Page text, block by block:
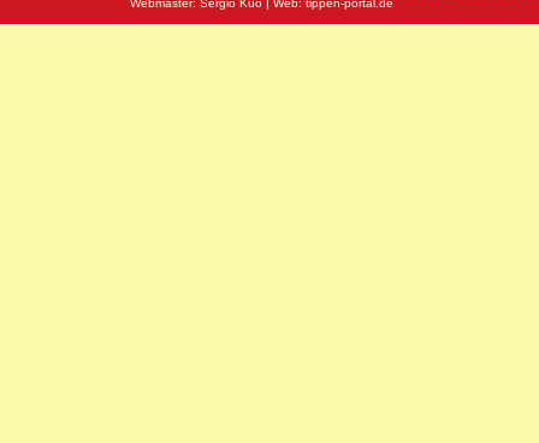
Webmaster: Sergio Kuo | Web: tippen-portal.de